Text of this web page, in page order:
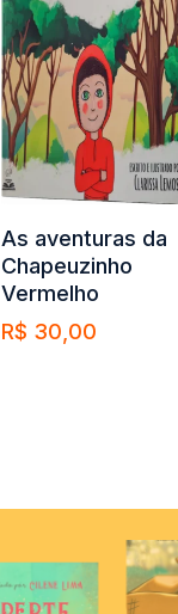
As aventuras da
Chapeuzinho
Vermelho
R$ 30,00